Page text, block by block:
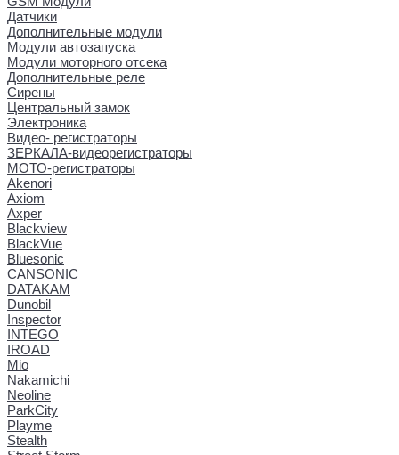
Датчики
Дополнительные модули
Модули автозапуска
Модули моторного отсека
Дополнительные реле
Сирены
Центральный замок
Электроника
Видео- регистраторы
ЗЕРКАЛА-видеорегистраторы
МОТО-регистраторы
Akenori
Axiom
Axper
Blackview
BlackVue
Bluesonic
CANSONIC
DATAKAM
Dunobil
Inspector
INTEGO
IROAD
Mio
Nakamichi
Neoline
ParkCity
Playme
Stealth